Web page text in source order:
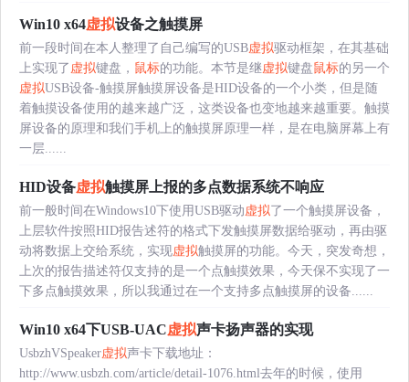
Win10 x64虚拟设备之触摸屏
前一段时间在本人整理了自己编写的USB虚拟驱动框架，在其基础
上实现了 虚拟键盘， 鼠标的功能。本节是继虚拟键盘鼠标的另一个
虚拟USB设备-触摸屏触摸屏设备是HID设备的一个小类，但是随
着触摸设备使用的越来越广泛，这类设备也变地越来越重要。触摸
屏设备的原理和我们手机上的触摸屏原理一样，是在电脑屏幕上有
一层......
HID设备虚拟触摸屏上报的多点数据系统不响应
前一般时间在Windows10下使用USB驱动虚拟了一个触摸屏设备，
上层软件按照HID报告述符的格式下发触摸屏数据给驱动，再由驱
动将数据上交给系统，实现虚拟触摸屏的功能。今天，突发奇想，
上次的报告描述符仅支持的是一个点触摸效果，今天保不实现了一
下多点触摸效果，所以我通过在一个支持多点触摸屏的设备......
Win10 x64下USB-UAC虚拟声卡扬声器的实现
UsbzhVSpeaker虚拟声卡下载地址：
http://www.usbzh.com/article/detail-1076.html去年的时候，使用